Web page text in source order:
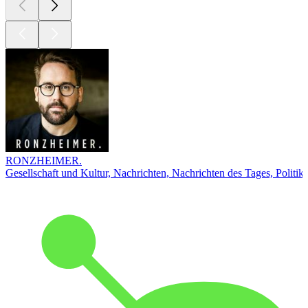
RONZHEIMER.
Gesellschaft und Kultur, Nachrichten, Nachrichten des Tages, Politik